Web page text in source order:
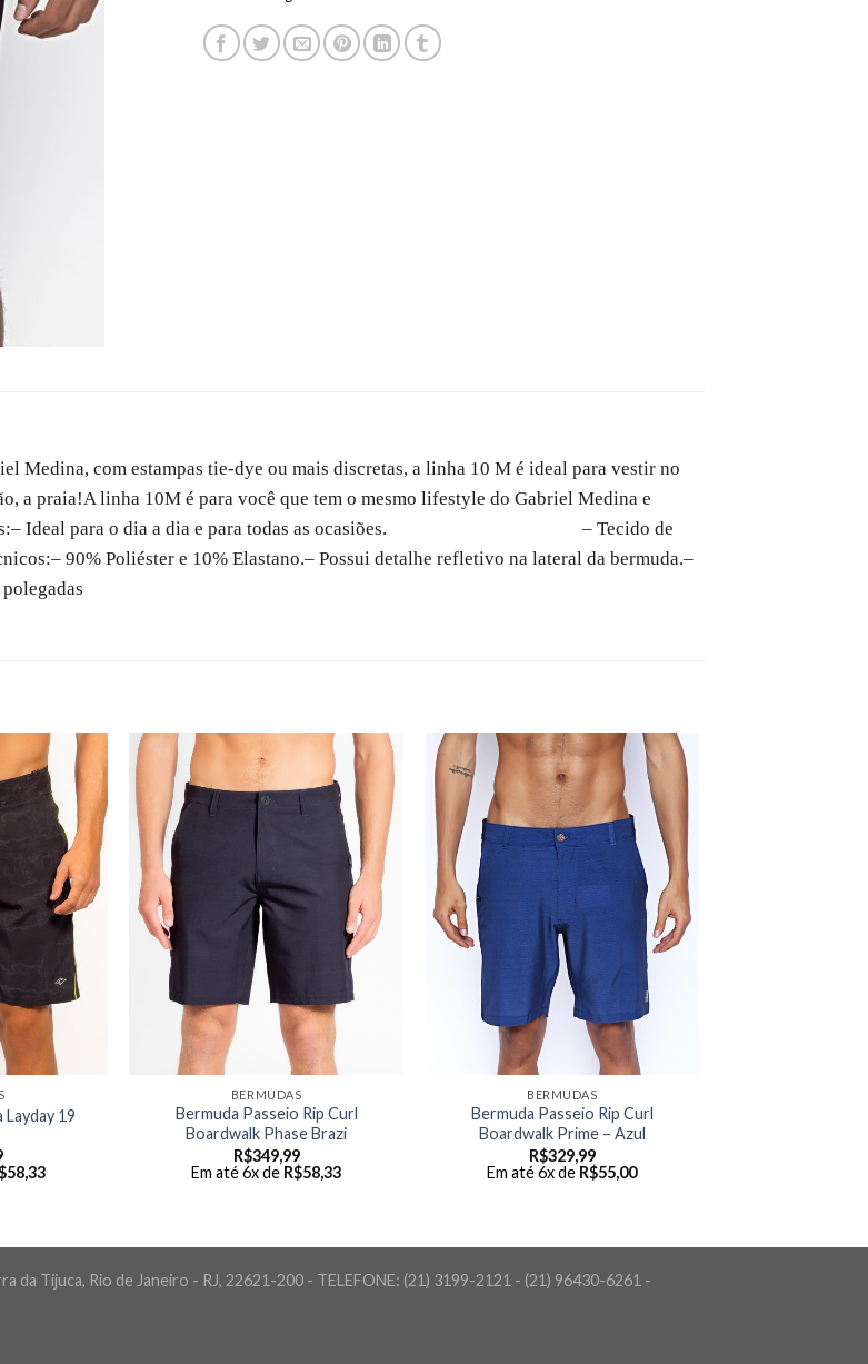
Medina, com estampas tie-dye ou mais discretas, a linha 10 M é ideal para vestir no
a praia!A linha 10M é para você que tem o mesmo lifestyle do Gabriel Medina e
– Ideal para o dia a dia e para todas as ocasiões. – Tecido de
– 90% Poliéster e 10% Elastano.– Possui detalhe refletivo na lateral da bermuda.–
Layday 19
58,33
BERMUDAS
Bermuda Passeio Rip Curl
Boardwalk Phase Brazi
R$349,99
Em até 6x de R$58,33
BERMUDAS
Bermuda Passeio Rip Curl
Boardwalk Prime – Azul
R$329,99
Em até 6x de R$55,00
da Tijuca, Rio de Janeiro - RJ, 22621-200 - TELEFONE: (21) 3199-2121 - (21) 96430-6261 -